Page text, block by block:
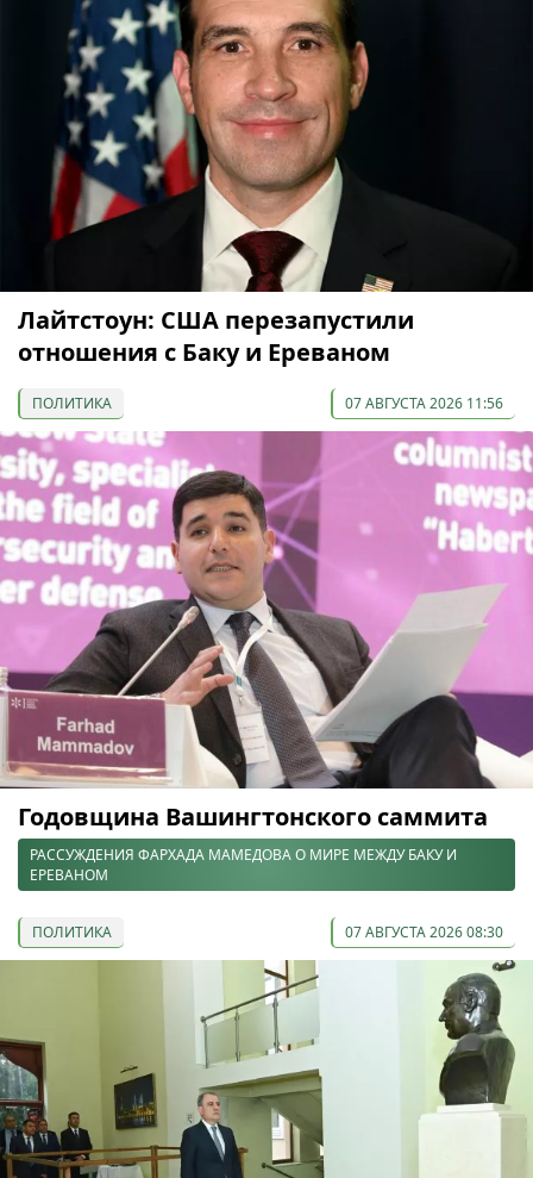
Лайтстоун: США перезапустили
отношения с Баку и Ереваном
ПОЛИТИКА 07 АВГУСТА 2026 11:56
Годовщина Вашингтонского саммита
РАССУЖДЕНИЯ ФАРХАДА МАМЕДОВА О МИРЕ МЕЖДУ БАКУ И
ЕРЕВАНОМ
ПОЛИТИКА 07 АВГУСТА 2026 08:30